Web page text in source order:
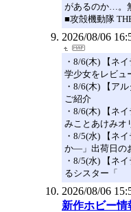
があるのか…。
■攻殻機動隊
2026/08/06
・8/6(木) 【ネ
学少女をレビュ
・8/6(木) 【ア
ご紹介
・8/6(木) 【ネ
みことあけみオ
・8/5(水) 【ネ
か―」出荷日の
・8/5(水) 【ネ
るシスター「
2026/08/06
新作ホビー情